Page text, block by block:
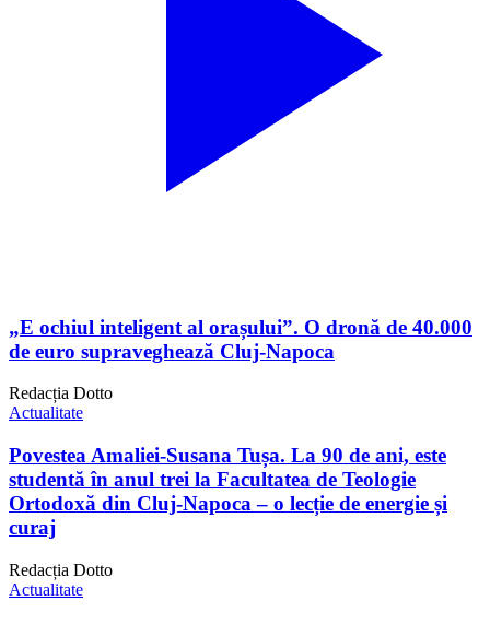
„E ochiul inteligent al orașului”. O dronă de 40.000
de euro supraveghează Cluj-Napoca
Redacția Dotto
Actualitate
Povestea Amaliei-Susana Tușa. La 90 de ani, este
studentă în anul trei la Facultatea de Teologie
Ortodoxă din Cluj-Napoca – o lecție de energie și
curaj
Redacția Dotto
Actualitate